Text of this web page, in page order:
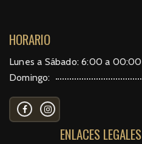
HORARIO
Lunes a Sábado: 6:00 a 00:00
Domingo:
ENLACES LEGALES